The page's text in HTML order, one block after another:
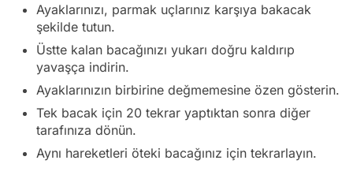
Ayaklarınızı, parmak uçlarınız karşıya bakacak
şekilde tutun.
Üstte kalan bacağınızı yukarı doğru kaldırıp
yavaşça indirin.
Ayaklarınızın birbirine değmemesine özen gösterin.
Tek bacak için 20 tekrar yaptıktan sonra diğer
tarafınıza dönün.
Aynı hareketleri öteki bacağınız için tekrarlayın.